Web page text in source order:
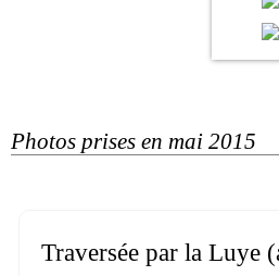
Photos prises en mai 2015
Traversée par la Luye